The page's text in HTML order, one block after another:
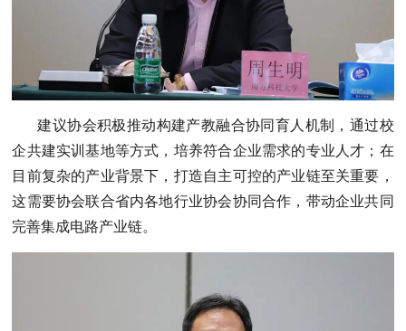
建议协会积极推动构建产教融合协同育人机制，通过校
企共建实训基地等方式，培养符合企业需求的专业人才；在
目前复杂的产业背景下，打造自主可控的产业链至关重要，
这需要协会联合省内各地行业协会协同合作，带动企业共同
完善集成电路产业链。